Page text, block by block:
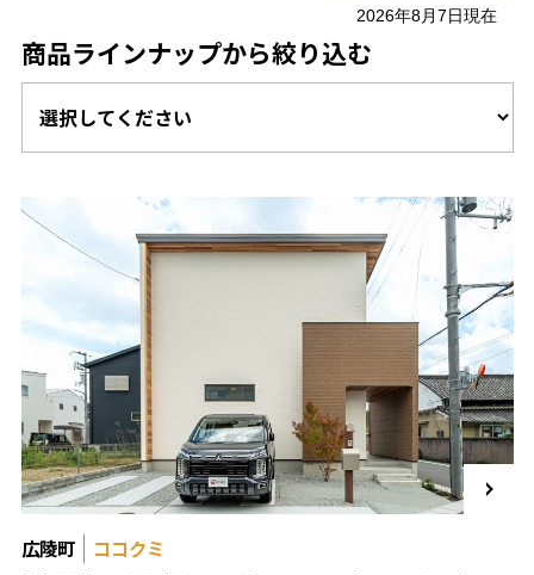
2026年8月7日現在
商品ラインナップから絞り込む
広陵町 ココクミ